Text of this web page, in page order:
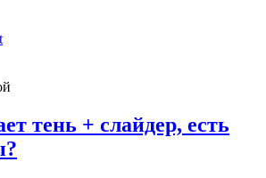
тень + слайдер, есть